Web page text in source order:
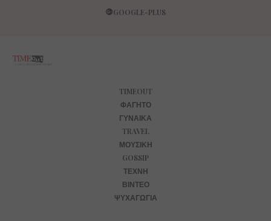
GOOGLE-PLUS
TIMEOUT
ΦΑΓΗΤΌ
ΓΥΝΑΊΚΑ
TRAVEL
ΜΟΥΣΙΚΉ
GOSSIP
ΤΈΧΝΗ
ΒΊΝΤΕΟ
ΨΥΧΑΓΩΓΊΑ